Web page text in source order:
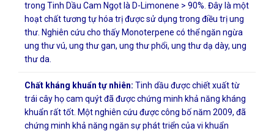
trong Tinh Dầu Cam Ngọt là D-Limonene > 90%. Đây là một
hoạt chất tương tự hóa trị được sử dụng trong điều trị ung
thư. Nghiên cứu cho thấy Monoterpene có thể ngăn ngừa
ung thư vú, ung thư gan, ung thư phổi, ung thư dạ dày, ung
thư da.
Chất kháng khuẩn tự nhiên: Tinh dầu được chiết xuất từ
trái cây họ cam quýt đã được chứng minh khả năng kháng
khuẩn rất tốt. Một nghiên cứu được công bố năm 2009, đã
chứng minh khả năng ngăn sự phát triển của vi khuẩn